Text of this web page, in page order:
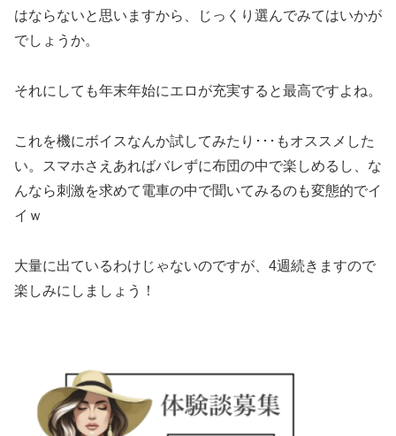
はならないと思いますから、じっくり選んでみてはいかが
でしょうか。
それにしても年末年始にエロが充実すると最高ですよね。
これを機にボイスなんか試してみたり･･･もオススメした
い。スマホさえあればバレずに布団の中で楽しめるし、な
んなら刺激を求めて電車の中で聞いてみるのも変態的でイ
イｗ
大量に出ているわけじゃないのですが、4週続きますので
楽しみにしましょう！